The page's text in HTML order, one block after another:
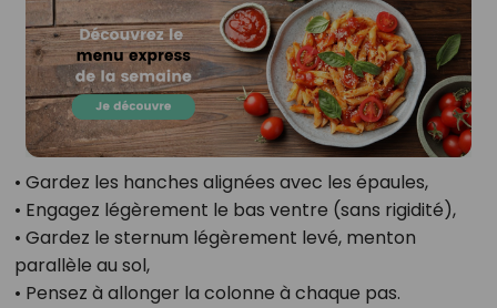
• Gardez les hanches alignées avec les épaules,
• Engagez légèrement le bas ventre (sans rigidité),
• Gardez le sternum légèrement levé, menton
parallèle au sol,
• Pensez à allonger la colonne à chaque pas.